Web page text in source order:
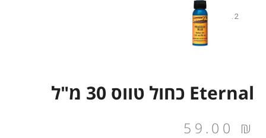
Eternal כחול טווס 30 מ"ל
59.00 ₪